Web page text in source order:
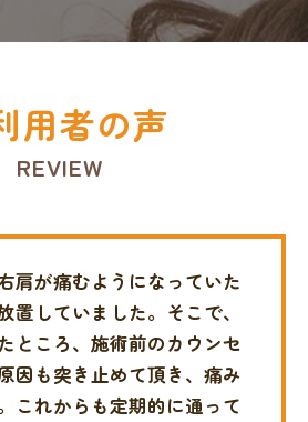
用者の声
REVIEW
肩が痛むようになっていた
置していました。 そこで、
ところ、施術前のカウンセ
因も突き止めて頂き、痛み
これからも定期的に通って